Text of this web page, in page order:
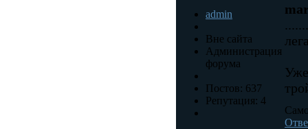
admin
Вне сайта
Администрация
форума
Постов: 637
Репутация: 4